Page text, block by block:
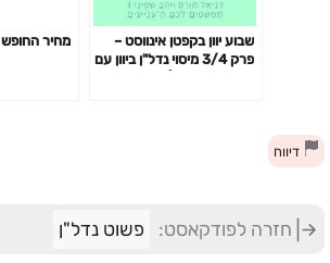
שבוע יוון בקפטן אינווסט –
פרק 3/4 מיסוי נדל"ן ביוון עם
מחיר החופש
דיווח
חזרה לפודקאסט: פשוט נדל"ן